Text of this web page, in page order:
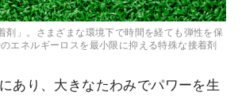
剤」。さまざまな環境下で時間を経ても弾性を保
エネルギーロスを最小限に抑える特殊な接着剤
あり、大きなたわみでパワーを生